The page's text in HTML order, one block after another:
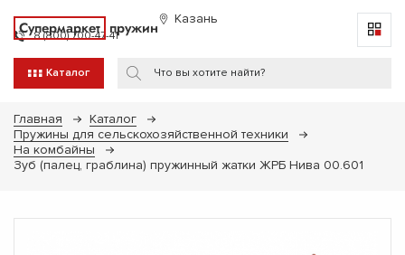
Супермаркет пружин Казань
8 (800) 700-47-41
Каталог
Главная
Каталог
Пружины для сельскохозяйственной техники
На комбайны
Зуб (палец, граблина) пружинный жатки ЖРБ Нива 00.601